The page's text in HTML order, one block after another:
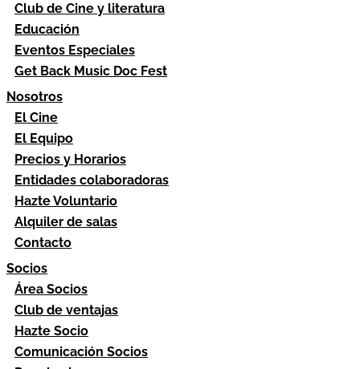
Club de Cine y literatura
Educación
Eventos Especiales
Get Back Music Doc Fest
Nosotros
El Cine
El Equipo
Precios y Horarios
Entidades colaboradoras
Hazte Voluntario
Alquiler de salas
Contacto
Socios
Área Socios
Club de ventajas
Hazte Socio
Comunicación Socios